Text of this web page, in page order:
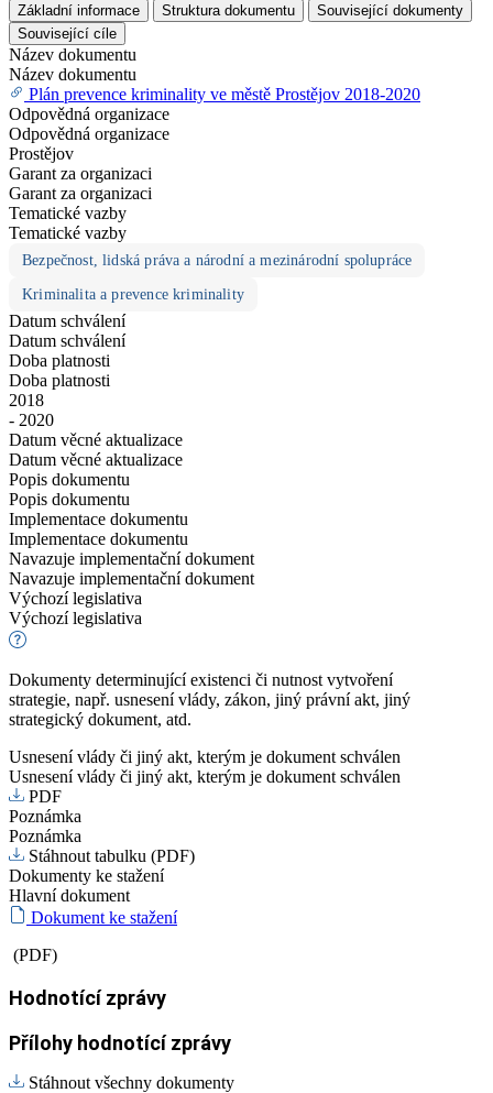
Základní informace Struktura dokumentu
Související dokumenty
Související cíle
Název dokumentu
Název dokumentu
Plán prevence kriminality ve městě Prostějov 2018-2020
Odpovědná organizace
Odpovědná organizace
Prostějov
Garant za organizaci
Garant za organizaci
Tematické vazby
Tematické vazby
Bezpečnost, lidská práva a národní a mezinárodní spolupráce
Kriminalita a prevence kriminality
Datum schválení
Datum schválení
Doba platnosti
Doba platnosti
2018
- 2020
Datum věcné aktualizace
Datum věcné aktualizace
Popis dokumentu
Popis dokumentu
Implementace dokumentu
Implementace dokumentu
Navazuje implementační dokument
Navazuje implementační dokument
Výchozí legislativa
Výchozí legislativa
Dokumenty determinující existenci či nutnost vytvoření
strategie, např. usnesení vlády, zákon, jiný právní akt, jiný
strategický dokument, atd.
Usnesení vlády či jiný akt, kterým je dokument schválen
Usnesení vlády či jiný akt, kterým je dokument schválen
PDF
Poznámka
Poznámka
Stáhnout tabulku (PDF)
Dokumenty ke stažení
Hlavní dokument
Dokument ke stažení
(PDF)
Hodnotící zprávy
Přílohy hodnotící zprávy
Stáhnout všechny dokumenty